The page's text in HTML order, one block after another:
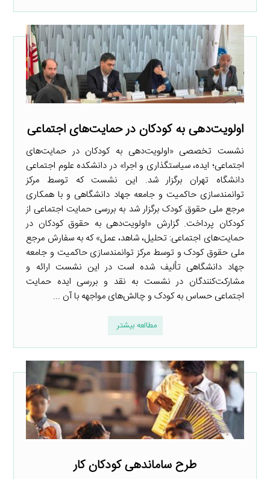
اولویت‌دهی به کودکان در حمایت‌های اجتماعی
نشست تخصصی «اولویت‌دهی به کودکان در حمایت‌های
اجتماعی؛ ایده، سیاستگذاری و اجرا» در دانشکده علوم اجتماعی
دانشگاه تهران برگزار شد. این نشست که توسط مرکز
توانمندسازی حاکمیت و جامعه جهاد دانشگاهی و با همکاری
مرجع ملی حقوق کودک برگزار شد به بررسی حمایت اجتماعی از
کودکان پرداخت. گزارش «اولویت‌دهی به حقوق کودکان در
حمایت‌های اجتماعی: تحلیل، شاهد، عمل» که به سفارش مرجع
ملی حقوق کودک و توسط مرکز توانمندسازی حاکمیت و جامعه
جهاد دانشگاهی تألیف شده است در این نشست ارائه و
مشارکت‌کنندگان در نشست به نقد و بررسی ایده حمایت
اجتماعی حساس به کودک و چالش‌های مواجهه با آن ...
مطالعه بیشتر
طرح ساماندهی کودکان کار